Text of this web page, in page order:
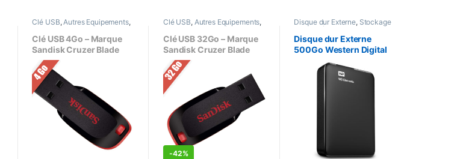
Clé USB, Autres Equipements,
Stockage de données
Clé USB 4Go – Marque
Sandisk Cruzer Blade
USB 2.0 Flash Drive
Clé USB, Autres Equipements,
Stockage de données
Clé USB 32Go – Marque
Sandisk Cruzer Blade
USB 2.0 Flash Drive
-42%
Disque dur Externe, Stockage
de données
Disque dur Externe
500Go Western Digital